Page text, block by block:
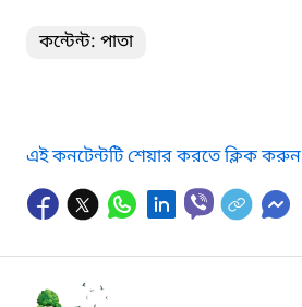
কন্টেন্ট: পাতা
এই কনটেন্টটি শেয়ার করতে ক্লিক করুন